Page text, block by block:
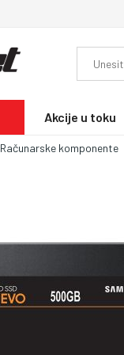
Akcije u toku
Računarske komponente